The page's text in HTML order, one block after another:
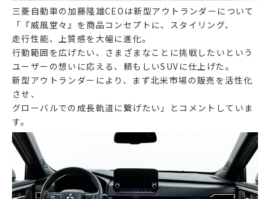
三菱自動車の加藤隆雄CEOは新型アウトランダーについて
「『威風堂々』を商品コンセプトに、スタイリング、
走行性能、上質感を大幅に進化。
行動範囲を広げたい、さまざまなことに挑戦したいという
ユーザーの想いに応える、頼もしいSUVに仕上げた。
新型アウトランダーにより、まず北米市場の販売を活性化
させ、
グローバルでの成長軌道に繋げたい」とコメントしていま
す。